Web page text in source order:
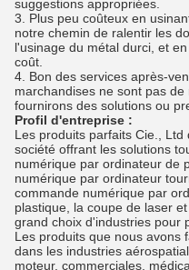
suggestions appropriées.
3. Plus peu coûteux en
notre chemin de ralentir les
l'usinage du métal durci, et
coût.
4. Bon des services après-
marchandises ne sont pas
fournirons des solutions ou
Profil d'entreprise :
Les produits parfaits Cie.,
société offrant les solutions
numérique par ordinateur de
numérique par ordinateur
commande numérique par
plastique, la coupe de laser
grand choix d'industries pour
Les produits que nous avons
dans les industries
moteur, commerciales,